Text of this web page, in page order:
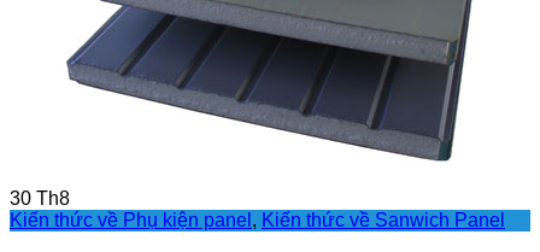
30 Th8
Kiến thức về Phụ kiện panel , Kiến thức về Sanwich Panel